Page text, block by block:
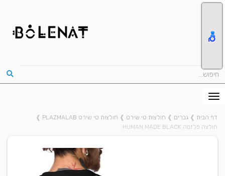
דף הבית ❱ גברים ❱ חולצות טי שירט ❱ חולצות טי שירט PLAZMALAB
❱
חולצה פלזמה HUMAN MADE BLACK